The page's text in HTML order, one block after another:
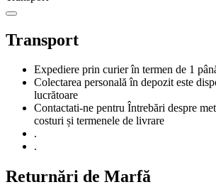
Transport
Expediere prin curier în termen de 1
Colectarea personală în depozit este
lucrătoare
Contactati-ne pentru Întrebări despre
costuri și termenele de livrare
.
.
Returnări de Marfă